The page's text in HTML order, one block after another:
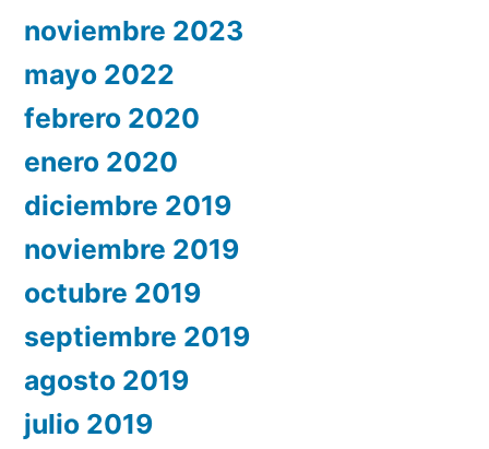
noviembre 2023
mayo 2022
febrero 2020
enero 2020
diciembre 2019
noviembre 2019
octubre 2019
septiembre 2019
agosto 2019
julio 2019